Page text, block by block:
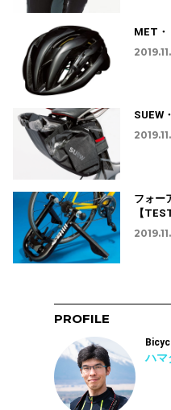
MET・
SUEW
フォー
【
PROFILE
ハマ